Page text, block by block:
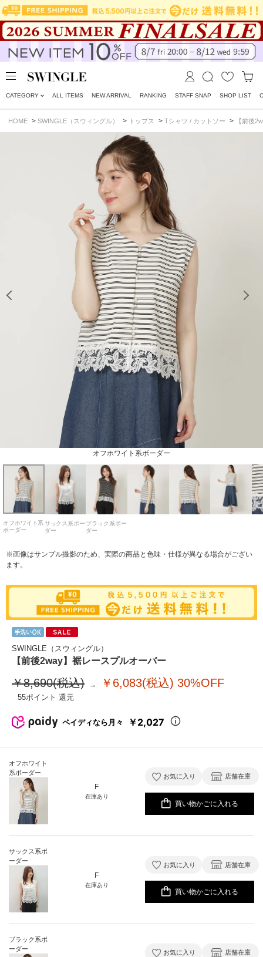
CATEGORY ALL ITEMS NEW ARRIVAL RANKING STAFF SNAP SHOP LIST
HOME > SWINGLE（スウィングル） > トップス > Tシャツ / カットソー > 【前後
オフホワイト系ボーダー
サックス系ボーダー
ブラック系ボーダー
model：H163cm 着用サイズ：Fサイズ
model：H163cm 着用サイズ：Fサイズ
model：H163cm 着用サイズ：Fサイズ
model：H163cm 着用サイズ：Fサイズ
model：H163cm 着用サイズ：Fサイズ
model：H163cm 着用サイズ：Fサイズ
model：H163cm 着用サイズ：Fサイズ
model：H163cm 着用サイズ：Fサイズ
model：H163cm 着用サイズ：Fサイズ
model：H163cm 着用サイズ：Fサイズ
model：H163cm 着用サイズ：Fサイズ
model：H163cm 着用サイズ：Fサイズ
オフホワイト系
ボーダー
サックス系ボー
ダー
ブラック系ボー
ダー
※画像はサンプル撮影のため、実際の商品と色味・仕様が異なる場合がござい
ます。
SWINGLE（スウィングル）
【前後2way】裾レースプルオーバー
￥8,690(税込) ￥6,083(税込) 30%OFF
55
オフホワイト
系ボーダー
F
在庫あり
お気に入り 店舗在庫
買い物かごに入れる
サックス系ボ
ーダー
F
在庫あり
お気に入り 店舗在庫
買い物かごに入れる
ブラック系ボ
ーダー
お気に入り 店舗在庫
ペイディなら月々 ￥2,027